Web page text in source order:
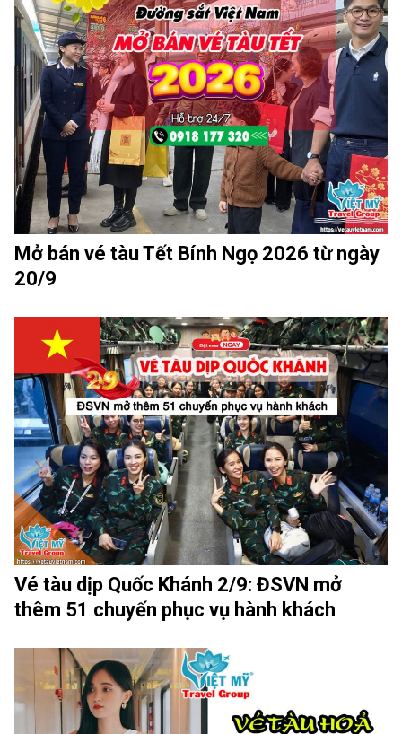
Mở bán vé tàu Tết Bính Ngọ 2026 từ ngày
20/9
Vé tàu dịp Quốc Khánh 2/9: ĐSVN mở
thêm 51 chuyến phục vụ hành khách